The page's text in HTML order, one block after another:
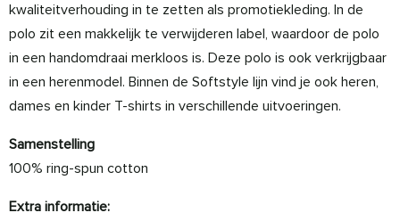
kwaliteitverhouding in te zetten als promotiekleding. In de
polo zit een makkelijk te verwijderen label, waardoor de polo
in een handomdraai merkloos is. Deze polo is ook verkrijgbaar
in een herenmodel. Binnen de Softstyle lijn vind je ook heren,
dames en kinder T-shirts in verschillende uitvoeringen.
Samenstelling
100% ring-spun cotton
Extra informatie: